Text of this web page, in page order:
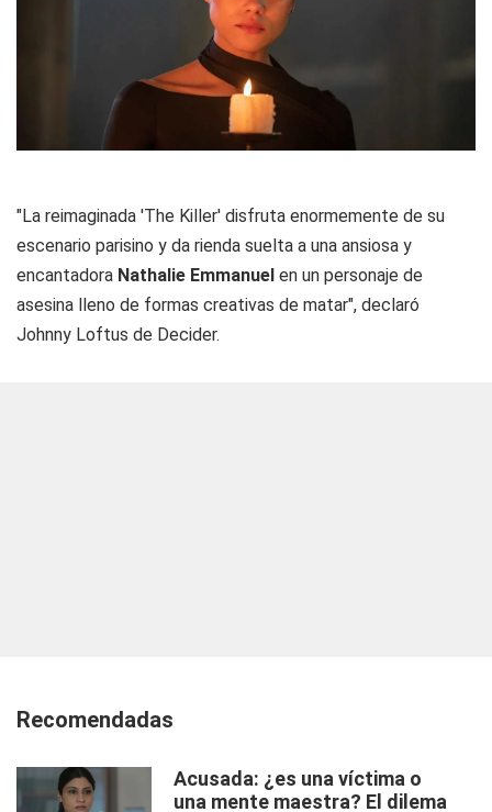
"La reimaginada 'The Killer' disfruta enormemente de su
escenario parisino y da rienda suelta a una ansiosa y
encantadora Nathalie Emmanuel en un personaje de
asesina lleno de formas creativas de matar", declaró
Johnny Loftus de Decider.
Recomendadas
Acusada: ¿es una víctima o
una mente maestra? El dilema